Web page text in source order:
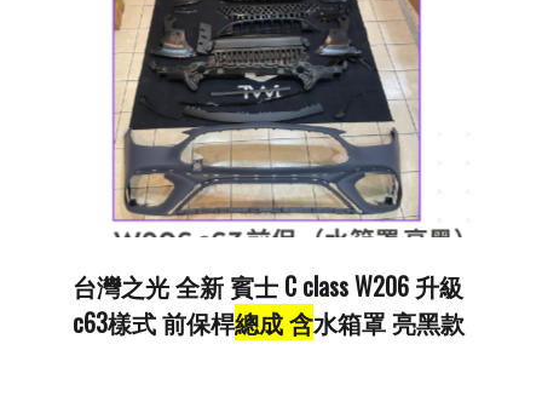
台灣之光 全新 賓士 C class W206 升級
c63樣式 前保桿總成 含水箱罩 亮黑款